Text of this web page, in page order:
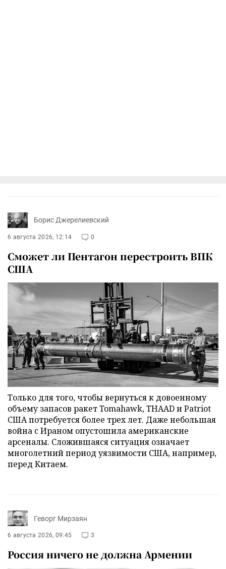
Борис Джерелиевский
6 августа 2026, 12:14 0
Сможет ли Пентагон перестроить ВПК
США
Только для того, чтобы вернуться к довоенному
объему запасов ракет Tomahawk, THAAD и Patriot
США потребуется более трех лет. Даже небольшая
война с Ираном опустошила американские
арсеналы. Сложившаяся ситуация означает
многолетний период уязвимости США, например,
перед Китаем.
Геворг Мирзаян
6 августа 2026, 09:45 3
Россия ничего не должна Армении